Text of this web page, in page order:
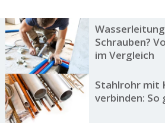
Schrauben?
im Vergleich
Stahlrohr mit
verbinden: So